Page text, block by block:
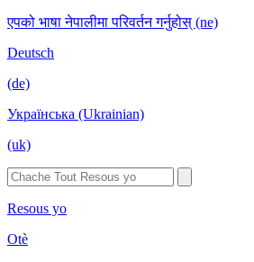
एपको भाषा नेपालीमा परिवर्तन गर्नुहोस् (ne)
Deutsch
(de)
Українська (Ukrainian)
(uk)
Resous yo
Otè